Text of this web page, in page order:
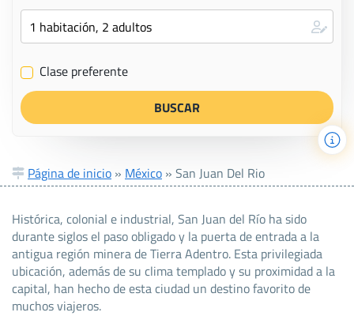
✔ Clase preferente
Página de inicio » México » San Juan Del Rio
Histórica, colonial e industrial, San Juan del Río ha sido
durante siglos el paso obligado y la puerta de entrada a la
antigua región minera de Tierra Adentro. Esta privilegiada
ubicación, además de su clima templado y su proximidad a la
capital, han hecho de esta ciudad un destino favorito de
muchos viajeros.